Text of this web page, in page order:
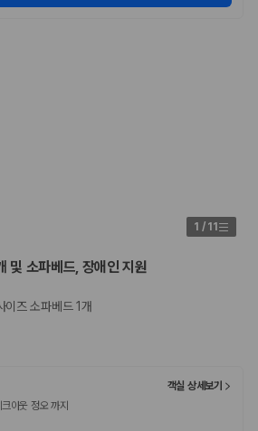
1 / 11
및 소파베드, 장애인 지원
이즈 소파베드 1개
객실 상세보기
아웃 정오 까지